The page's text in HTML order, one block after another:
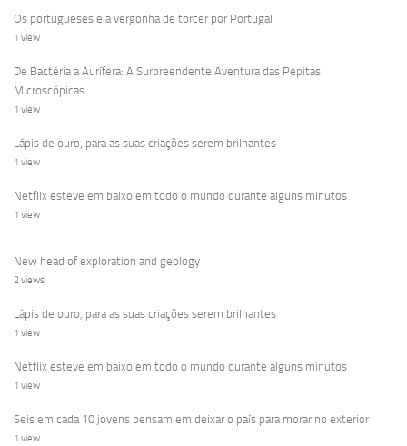
Os portugueses e a vergonha de torcer por Portugal
1 view
De Bactéria a Aurífera: A Surpreendente Aventura das Pepitas
Microscópicas
1 view
Lápis de ouro, para as suas criações serem brilhantes
1 view
Netflix esteve em baixo em todo o mundo durante alguns minutos
1 view
New head of exploration and geology
2 views
Lápis de ouro, para as suas criações serem brilhantes
1 view
Netflix esteve em baixo em todo o mundo durante alguns minutos
1 view
Seis em cada 10 jovens pensam em deixar o país para morar no exterior
1 view